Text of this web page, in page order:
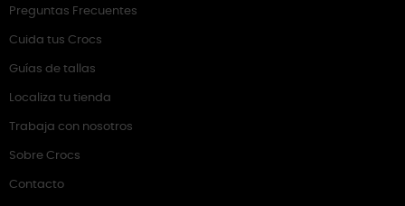
Preguntas Frecuentes
Cuida tus Crocs
Guías de tallas
Localiza tu tienda
Trabaja con nosotros
Sobre Crocs
Contacto